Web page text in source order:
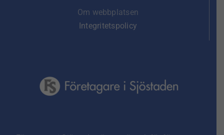
Om webbplatsen
Integritetspolicy